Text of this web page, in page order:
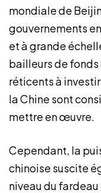
mondiale de
gouvernements
et à grande
bailleurs de
réticents à
la Chine sont
mettre en œuvre.
Cependant, la
chinoise suscite
niveau du